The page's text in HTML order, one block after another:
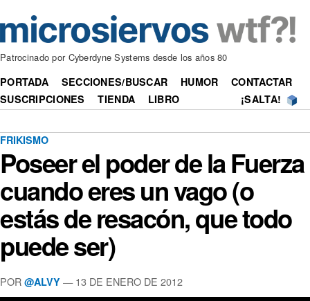
Patrocinado por Cyberdyne Systems desde los años 80
PORTADA SECCIONES/BUSCAR HUMOR
CONTACTAR
SUSCRIPCIONES
TIENDA LIBRO ¡SALTA!
FRIKISMO
Poseer el poder de la Fuerza
cuando eres un vago (o
estás de resacón, que todo
puede ser)
POR @ALVY —13 DE ENERO DE 2012